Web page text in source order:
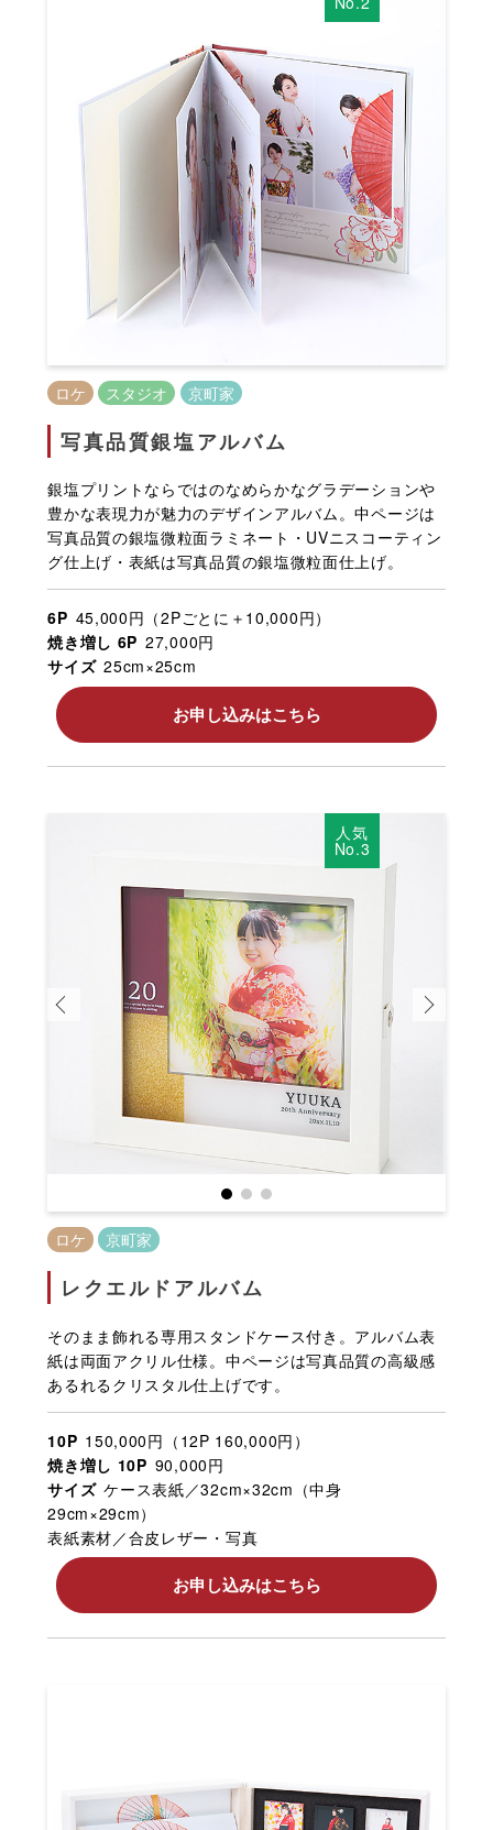
ロケ スタジオ 京町家
写真品質銀塩アルバム
銀塩プリントならではのなめらかなグラデーションや
豊かな表現力が魅力のデザインアルバム。中ページは
写真品質の銀塩微粒面ラミネート・UVニスコーティン
グ仕上げ・表紙は写真品質の銀塩微粒面仕上げ。
6P 45,000円（2Pごとに＋10,000円）
焼き増し 6P 27,000円
サイズ 25cm×25cm
お申し込みはこちら
人気
No.3
ロケ 京町家
レクエルドアルバム
そのまま飾れる専用スタンドケース付き。アルバム表
紙は両面アクリル仕様。中ページは写真品質の高級感
あるれるクリスタル仕上げです。
10P 150,000円（12P 160,000円）
焼き増し 10P 90,000円
サイズ ケース表紙／32cm×32cm（中身
29cm×29cm）
表紙素材／合皮レザー・写真
お申し込みはこちら